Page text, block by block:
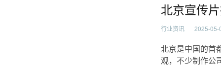
北京宣传
行业资讯 2025-05-
北京是中国的首
观，不少制作公